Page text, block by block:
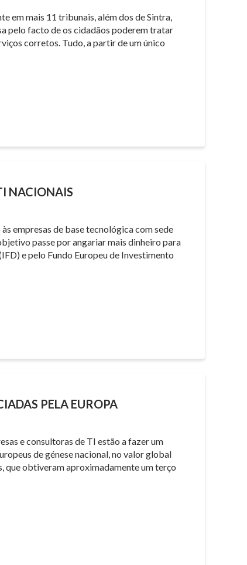
em mais 11 tribunais, além dos de Sintra,
pelo facto de os cidadãos poderem tratar
corretos. Tudo, a partir de um único
NACIONAIS
empresas de base tecnológica com sede
passe por angariar mais dinheiro para
e pelo Fundo Europeu de Investimento
PELA EUROPA
e consultoras de TI estão a fazer um
de génese nacional, no valor global
que obtiveram aproximadamente um terço